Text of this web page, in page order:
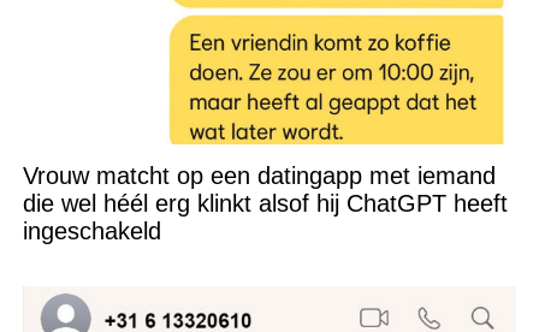
Vrouw matcht op een datingapp met iemand
die wel héél erg klinkt alsof hij ChatGPT heeft
ingeschakeld